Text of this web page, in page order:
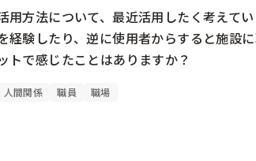
用方法について、最近活用したく考えてい
経験したり、逆に使用者からすると施設
トで感じたことはありますか？
人間関係 職員 職場